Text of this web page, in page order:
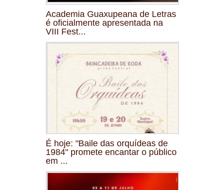
Academia Guaxupeana de Letras
é oficialmente apresentada na
VIII Fest...
É hoje: "Baile das orquídeas de
1984" promete encantar o público
em ...